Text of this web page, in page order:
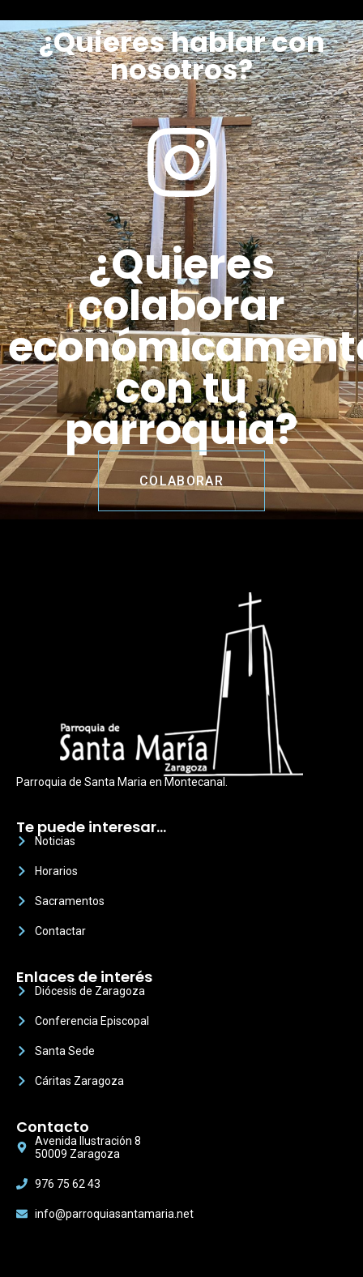
¿Quieres hablar con
nosotros?
¿Quieres
colaborar
con tu
parroquia?
COLABORAR
Parroquia de Santa Maria en Montecanal.
Te puede interesar…
Noticias
Horarios
Sacramentos
Contactar
Enlaces de interés
Diócesis de Zaragoza
Conferencia Episcopal
Santa Sede
Cáritas Zaragoza
Contacto
Avenida Ilustración 8
50009 Zaragoza
976 75 62 43
info@parroquiasantamaria.net